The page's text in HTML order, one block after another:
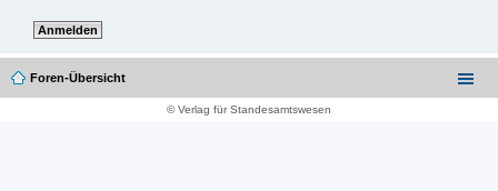
Foren-Übersicht
© Verlag für Standesamtswesen